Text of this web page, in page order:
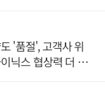
'품절', 고객사 위
닉스 협상력 더 키